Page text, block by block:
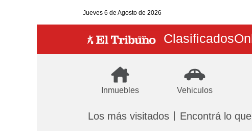
Jueves 6 de Agosto de 2026
Clasificados
Inmuebles Vehiculos
Los más visitados Encontrá lo